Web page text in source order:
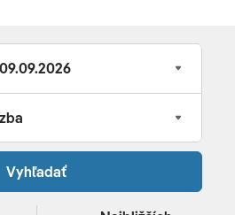
zóna, kúpacie plášte) za
program pre deti •
monitor, ohrievač fliaš,
Vyhľadať